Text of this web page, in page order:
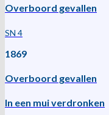
Overboord gevallen
SN 4
1869
Overboord gevallen
In een mui verdronken